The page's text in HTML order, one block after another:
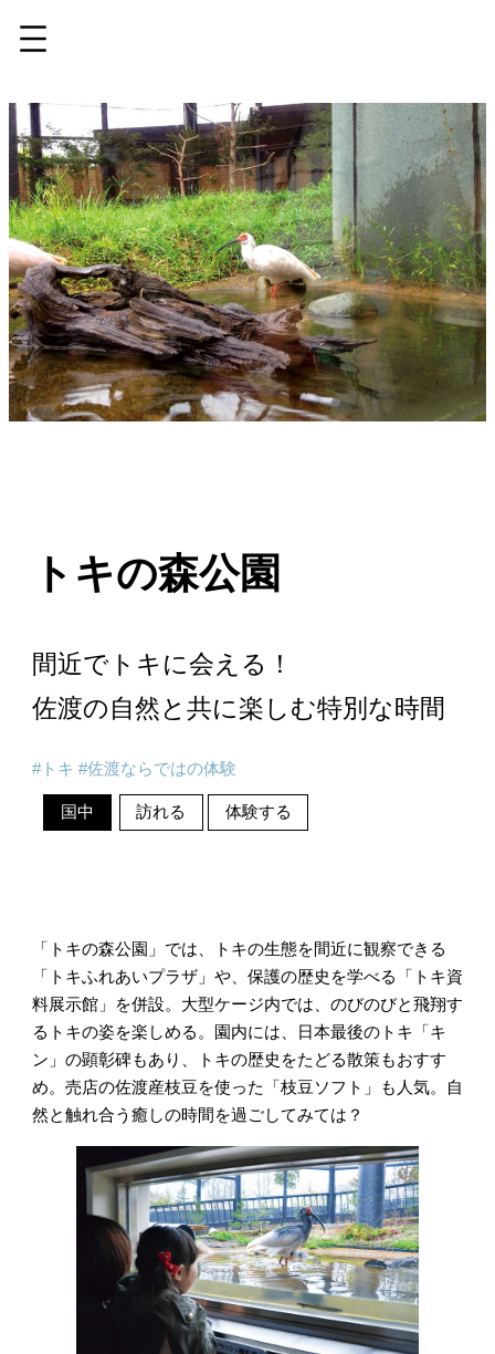
容
を
ス
キ
ッ
プ
トキの森公園
間近でトキに会える！
佐渡の自然と共に楽しむ特別な時間
トキ 佐渡ならではの体験
国中 訪れる 体験する
「トキの森公園」では、トキの生態を間近に観察できる
「トキふれあいプラザ」や、保護の歴史を学べる「トキ資
料展示館」を併設。大型ケージ内では、のびのびと飛翔す
るトキの姿を楽しめる。園内には、日本最後のトキ「キ
ン」の顕彰碑もあり、トキの歴史をたどる散策もおすす
め。売店の佐渡産枝豆を使った「枝豆ソフト」も人気。自
然と触れ合う癒しの時間を過ごしてみては？